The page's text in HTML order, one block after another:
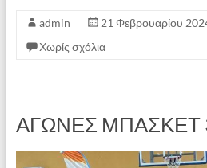
admin 21 Φεβρουαρίου
Χωρίς σχόλια
ΑΓΩΝΕΣ ΜΠΑΣΚΕΤ